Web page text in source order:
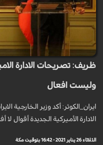
ظريف: تصريحات الادارة
وليست افعال
ايران_الكوثر: أكد وزير الخارجية
الادارة الأميركية الجديدة أقوال لا
الثلاثاء 26 يناير 2021 - 16:42 بتوقيت مكة